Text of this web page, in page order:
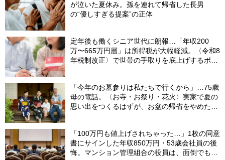
が泣いた夏休み。孫を連れて帰省した長男
の“優しすぎる提案”の正体
定年後も働くシニア世代に朗報…「年収200
万〜665万円層」は所得税が大幅軽減。〈令和8
年税制改正〉で世帯の手取りを底上げするポイ
「今年のお墓参りは私たちで行くから」…75歳
母の電話。〈お寺・お祭り・花火〉実家で夏の
思い出をつくるはずが、お盆の帰省をやめた理
「100万円も値上げされちゃった…」1枚の同意
書にサインした年収850万円・53歳会社員の後
悔。マンション管理組合の役員は、面倒でも自